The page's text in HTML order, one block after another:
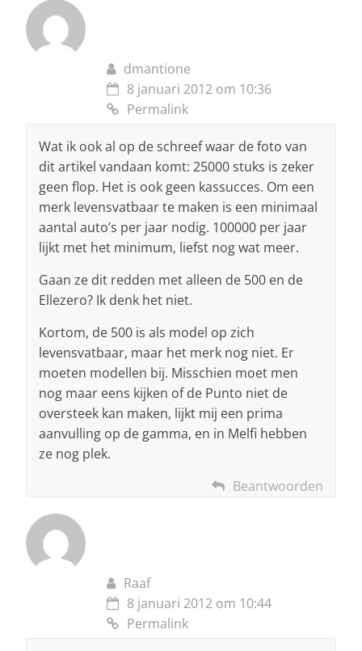
dmantione
8 januari 2012 om 10:36
Permalink
Wat ik ook al op de schreef waar de foto van
dit artikel vandaan komt: 25000 stuks is zeker
geen flop. Het is ook geen kassucces. Om een
merk levensvatbaar te maken is een minimaal
aantal auto’s per jaar nodig. 100000 per jaar
lijkt met het minimum, liefst nog wat meer.
Gaan ze dit redden met alleen de 500 en de
Ellezero? Ik denk het niet.
Kortom, de 500 is als model op zich
levensvatbaar, maar het merk nog niet. Er
moeten modellen bij. Misschien moet men
nog maar eens kijken of de Punto niet de
oversteek kan maken, lijkt mij een prima
aanvulling op de gamma, en in Melfi hebben
ze nog plek.
Beantwoorden
Raaf
8 januari 2012 om 10:44
Permalink